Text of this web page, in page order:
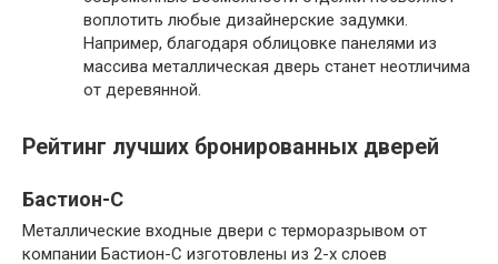
воплотить любые дизайнерские задумки.
Например, благодаря облицовке панелями из
массива металлическая дверь станет неотличима
от деревянной.
Рейтинг лучших бронированных дверей
Бастион-С
Металлические входные двери с терморазрывом от
компании Бастион-С изготовлены из 2-х слоев